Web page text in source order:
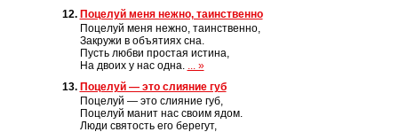
12. Поцелуй меня нежно, таинственно
Поцелуй меня нежно, таинственно,
Закружи в объятиях сна.
Пусть любви простая истина,
На двоих у нас одна. ... »
13. Поцелуй — это слияние губ
Поцелуй — это слияние губ,
Поцелуй манит нас своим ядом.
Люди святость его берегут,